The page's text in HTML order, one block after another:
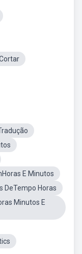
E Minutos
DeTempo Horas
Minutos E